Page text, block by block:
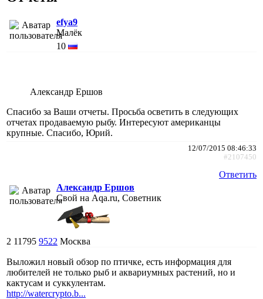
efya9
Малёк
10
Александр Ершов
Спасибо за Ваши отчеты. Просьба осветить в следующих
отчетах продаваемую рыбу. Интересуют американцы
крупные. Спасибо, Юрий.
12/07/2015 08:46:33
#2107450
Ответить
Александр Ершов
Свой на Aqa.ru, Советник
2 11795 9522 Москва
Выложил новый обзор по птичке, есть информация для
любителей не только рыб и аквариумных растений, но и
кактусам и суккулентам.
http://watercrypto.b...